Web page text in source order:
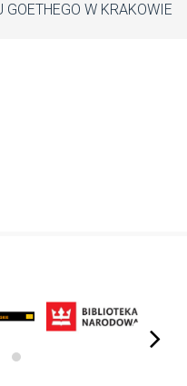
GOETHEGO W KRAKOWIE
next